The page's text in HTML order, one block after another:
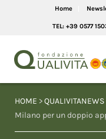
Home
TEL: +39 0577
HOME >QUALIVITANEWS
Milano per un doppio